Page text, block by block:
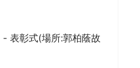
- 表彰式(場所:郭柏蔭故